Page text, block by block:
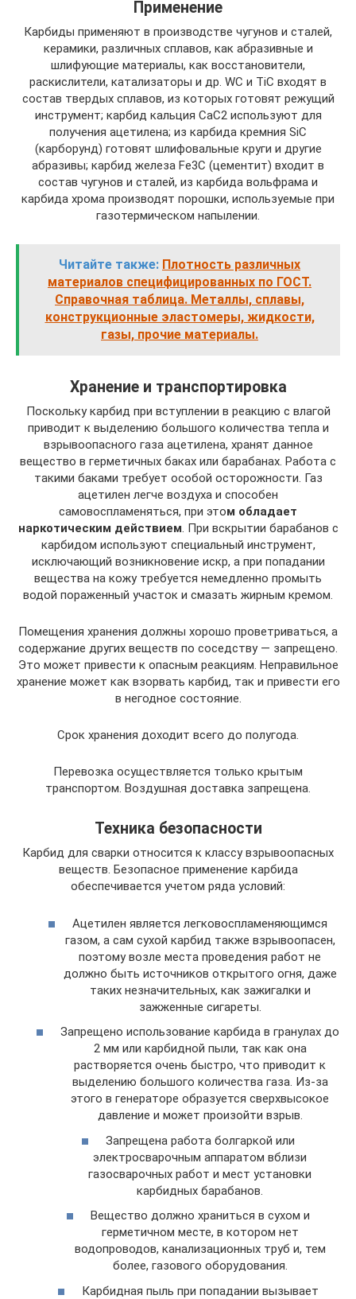
Применение
Карбиды применяют в производстве чугунов и сталей,
керамики, различных сплавов, как абразивные и
шлифующие материалы, как восстановители,
раскислители, катализаторы и др. WC и TiC входят в
состав твердых сплавов, из которых готовят режущий
инструмент; карбид кальция СаС2 используют для
получения ацетилена; из карбида кремния SiC
(карборунд) готовят шлифовальные круги и другие
абразивы; карбид железа Fe3C (цементит) входит в
состав чугунов и сталей, из карбида вольфрама и
карбида хрома производят порошки, используемые при
газотермическом напылении.
Читайте также: Плотность различных
материалов специфицированных по ГОСТ.
Справочная таблица. Металлы, сплавы,
конструкционные эластомеры, жидкости,
газы, прочие материалы.
Хранение и транспортировка
Поскольку карбид при вступлении в реакцию с влагой
приводит к выделению большого количества тепла и
взрывоопасного газа ацетилена, хранят данное
вещество в герметичных баках или барабанах. Работа с
такими баками требует особой осторожности. Газ
ацетилен легче воздуха и способен
самовоспламеняться, при этом обладает
наркотическим действием. При вскрытии барабанов с
карбидом используют специальный инструмент,
исключающий возникновение искр, а при попадании
вещества на кожу требуется немедленно промыть
водой пораженный участок и смазать жирным кремом.
Помещения хранения должны хорошо проветриваться, а
содержание других веществ по соседству — запрещено.
Это может привести к опасным реакциям. Неправильное
хранение может как взорвать карбид, так и привести его
в негодное состояние.
Срок хранения доходит всего до полугода.
Перевозка осуществляется только крытым
транспортом. Воздушная доставка запрещена.
Техника безопасности
Карбид для сварки относится к классу взрывоопасных
веществ. Безопасное применение карбида
обеспечивается учетом ряда условий:
Ацетилен является легковоспламеняющимся
газом, а сам сухой карбид также взрывоопасен,
поэтому возле места проведения работ не
должно быть источников открытого огня, даже
таких незначительных, как зажигалки и
зажженные сигареты.
Запрещено использование карбида в гранулах до
2 мм или карбидной пыли, так как она
растворяется очень быстро, что приводит к
выделению большого количества газа. Из-за
этого в генераторе образуется сверхвысокое
давление и может произойти взрыв.
Запрещена работа болгаркой или
электросварочным аппаратом вблизи
газосварочных работ и мест установки
карбидных барабанов.
Вещество должно храниться в сухом и
герметичном месте, в котором нет
водопроводов, канализационных труб и, тем
более, газового оборудования.
Карбидная пыль при попадании вызывает